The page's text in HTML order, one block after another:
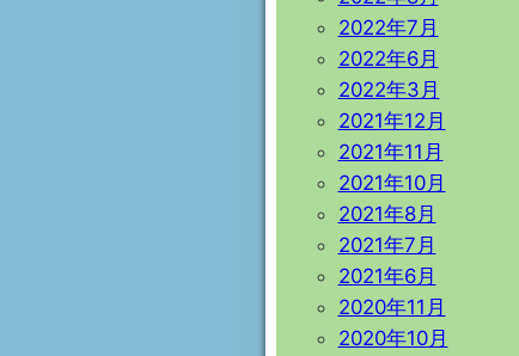
2022年7月
2022年6月
2022年3月
2021年12月
2021年11月
2021年10月
2021年8月
2021年7月
2021年6月
2020年11月
2020年10月